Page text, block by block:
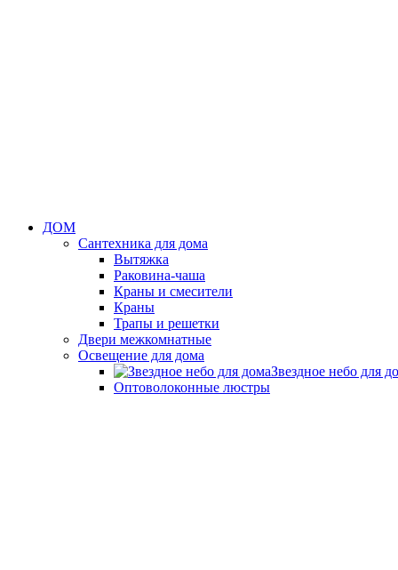
ДОМ
Сантехника для дома
Вытяжка
Раковина-чаша
Краны и смесители
Краны
Трапы и решетки
Двери межкомнатные
Освещение для дома
Звездное небо для
Оптоволоконные люстры